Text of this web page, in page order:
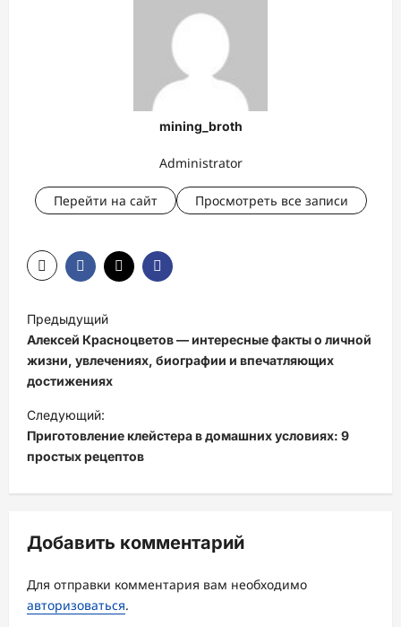
mining_broth
Administrator
Перейти на сайт Просмотреть все записи
Н
а
в
и
г
а
я
з
а
п
Предыдущий
Алексей Красноцветов — интересные факты о личной
жизни, увлечениях, биографии и впечатляющих
достижениях
Следующий:
Приготовление клейстера в домашних условиях: 9
простых рецептов
Добавить комментарий
Для отправки комментария вам необходимо
авторизоваться.